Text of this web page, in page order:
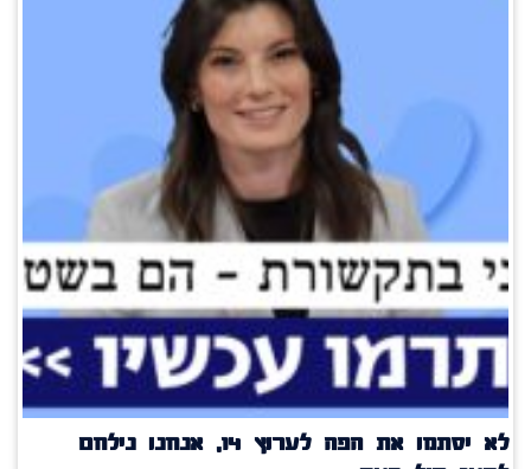
לא יסתמו את הפה לערוץ 14, אנחנו נילחם